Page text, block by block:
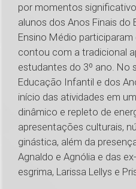
por momentos
alunos dos Anos Finais do
Ensino Médio
contou com a tradicional
estudantes do 3º ano. No
Educação Infantil e dos
início das atividades em
dinâmico e repleto de
apresentações culturais,
ginástica, além da
Agnaldo e Agnólia e das
esgrima, Larissa Lellys e